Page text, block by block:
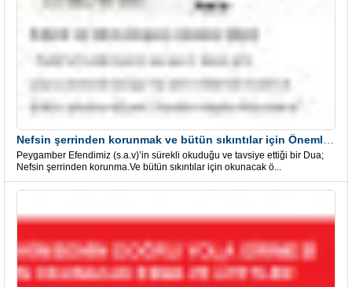
Peygamber Efendimiz (s.a.v)’in sürekli okuduğu ve tavsiye ettiği bir Dua;
Nefsin şerrinden korunma.Ve bütün sıkıntılar için okunacak ö...